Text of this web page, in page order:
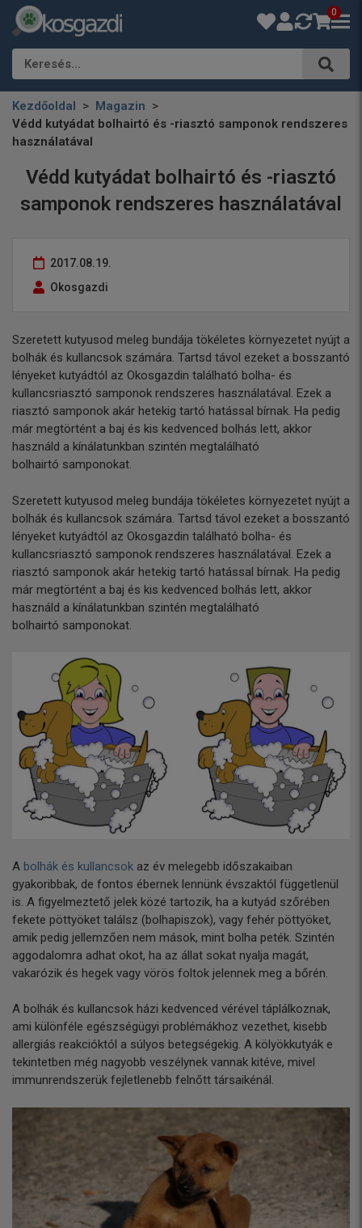
0
Keresés…
Kezdőoldal
Magazin
Védd kutyádat bolhairtó és -riasztó samponok rendszeres
használatával
Védd kutyádat bolhairtó és -riasztó
samponok rendszeres használatával
2017.08.19.
Okosgazdi
Szeretett kutyusod meleg bundája tökéletes környezetet nyújt a
bolhák és kullancsok számára. Tartsd távol ezeket a bosszantó
lényeket kutyádtól az Okosgazdin található bolha- és
kullancsriasztó samponok rendszeres használatával. Ezek a
riasztó samponok akár hetekig tartó hatással bírnak. Ha pedig
már megtörtént a baj és kis kedvenced bolhás lett, akkor
használd a kínálatunkban szintén megtalálható
bolhairtó samponokat.
Szeretett kutyusod meleg bundája tökéletes környezetet nyújt a
bolhák és kullancsok számára. Tartsd távol ezeket a bosszantó
lényeket kutyádtól az Okosgazdin található bolha- és
kullancsriasztó samponok rendszeres használatával. Ezek a
riasztó samponok akár hetekig tartó hatással bírnak. Ha pedig
már megtörtént a baj és kis kedvenced bolhás lett, akkor
használd a kínálatunkban szintén megtalálható
bolhairtó samponokat.
A bolhák és kullancsok az év melegebb időszakaiban
gyakoribbak, de fontos ébernek lennünk évszaktól függetlenül
is. A figyelmeztető jelek közé tartozik, ha a kutyád szőrében
fekete pöttyöket találsz (bolhapiszok), vagy fehér pöttyöket,
amik pedig jellemzően nem mások, mint bolha peték. Szintén
aggodalomra adhat okot, ha az állat sokat nyalja magát,
vakarózik és hegek vagy vörös foltok jelennek meg a bőrén.
A bolhák és kullancsok házi kedvenced vérével táplálkoznak,
ami különféle egészségügyi problémákhoz vezethet, kisebb
allergiás reakcióktól a súlyos betegségekig. A kölyökkutyák e
tekintetben még nagyobb veszélynek vannak kitéve, mivel
immunrendszerük fejletlenebb felnőtt társaikénál.